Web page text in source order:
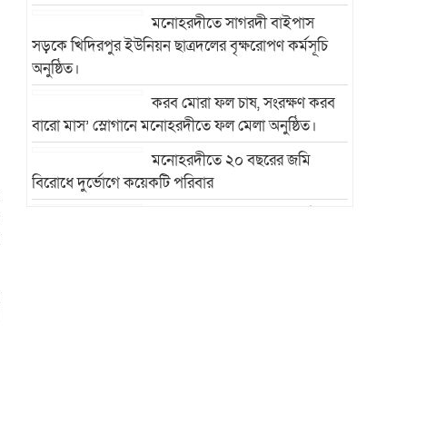
মনোহরদীতে সাগরদী বাইপাস
সড়কে খিদিরপুর ইউনিয়ন ছাত্রদলের বৃক্ষরোপণ কর্মসূচি
অনুষ্ঠিত।
করব মোরা ফল চাষ, সংরক্ষণ করব
বারো মাস’ স্লোগানে মনোহরদীতে ফল মেলা অনুষ্ঠিত।
মনোহরদীতে ২০ বছরের জমি
বিরোধে দুর্ভোগে কয়েকটি পরিবার